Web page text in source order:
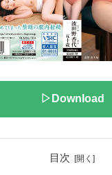
▷Download
目次